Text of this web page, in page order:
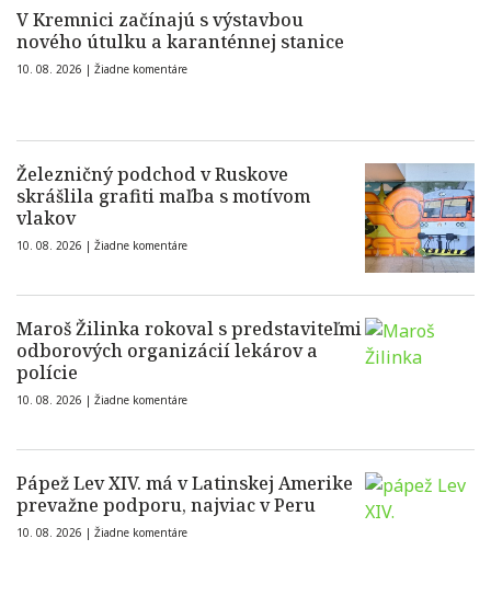
V Kremnici začínajú s výstavbou
nového útulku a karanténnej stanice
10. 08. 2026 | Žiadne komentáre
Železničný podchod v Ruskove
skrášlila grafiti maľba s motívom
vlakov
10. 08. 2026 | Žiadne komentáre
Maroš Žilinka rokoval s predstaviteľmi
odborových organizácií lekárov a
polície
10. 08. 2026 | Žiadne komentáre
Pápež Lev XIV. má v Latinskej Amerike
prevažne podporu, najviac v Peru
10. 08. 2026 | Žiadne komentáre